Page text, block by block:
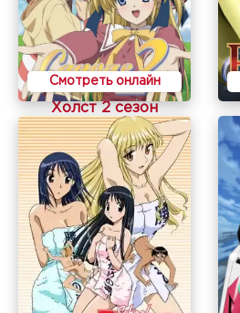
Смотреть онлайн
Холст 2 сезон